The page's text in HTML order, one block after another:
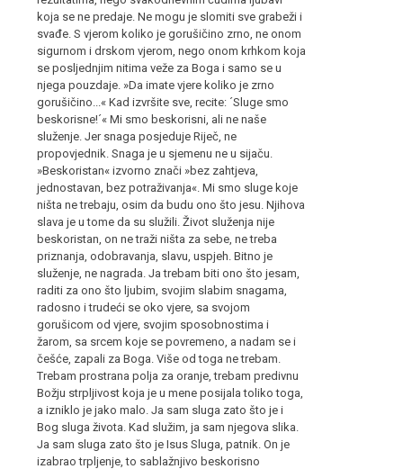
koja se ne predaje. Ne mogu je slomiti sve grabeži i
svađe. S vjerom koliko je gorušičino zrno, ne onom
sigurnom i drskom vjerom, nego onom krhkom koja
se posljednjim nitima veže za Boga i samo se u
njega pouzdaje. »Da imate vjere koliko je zrno
gorušičino...« Kad izvršite sve, recite: ´Sluge smo
beskorisne!´« Mi smo beskorisni, ali ne naše
služenje. Jer snaga posjeduje Riječ, ne
propovjednik. Snaga je u sjemenu ne u sijaču.
»Beskoristan« izvorno znači »bez zahtjeva,
jednostavan, bez potraživanja«. Mi smo sluge koje
ništa ne trebaju, osim da budu ono što jesu. Njihova
slava je u tome da su služili. Život služenja nije
beskoristan, on ne traži ništa za sebe, ne treba
priznanja, odobravanja, slavu, uspjeh. Bitno je
služenje, ne nagrada. Ja trebam biti ono što jesam,
raditi za ono što ljubim, svojim slabim snagama,
radosno i trudeći se oko vjere, sa svojom
gorušicom od vjere, svojim sposobnostima i
žarom, sa srcem koje se povremeno, a nadam se i
češće, zapali za Boga. Više od toga ne trebam.
Trebam prostrana polja za oranje, trebam predivnu
Božju strpljivost koja je u mene posijala toliko toga,
a izniklo je jako malo. Ja sam sluga zato što je i
Bog sluga života. Kad služim, ja sam njegova slika.
Ja sam sluga zato što je Isus Sluga, patnik. On je
izabrao trpljenje, to sablažnjivo beskorisno